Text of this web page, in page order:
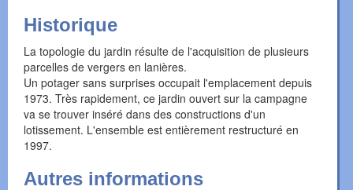
Historique
La topologie du jardin résulte de l'acquisition de plusieurs
parcelles de vergers en lanières.
Un potager sans surprises occupait l'emplacement depuis
1973. Très rapidement, ce jardin ouvert sur la campagne
va se trouver inséré dans des constructions d'un
lotissement. L'ensemble est entièrement restructuré en
1997.
Autres informations